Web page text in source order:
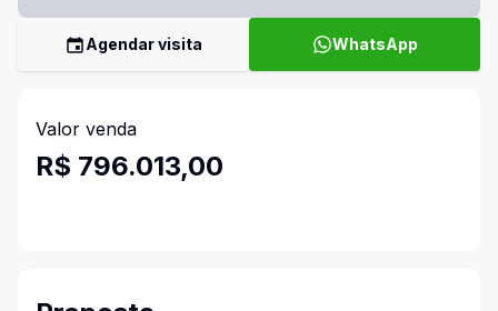
Agendar visita WhatsApp
Valor venda
R$ 796.013,00